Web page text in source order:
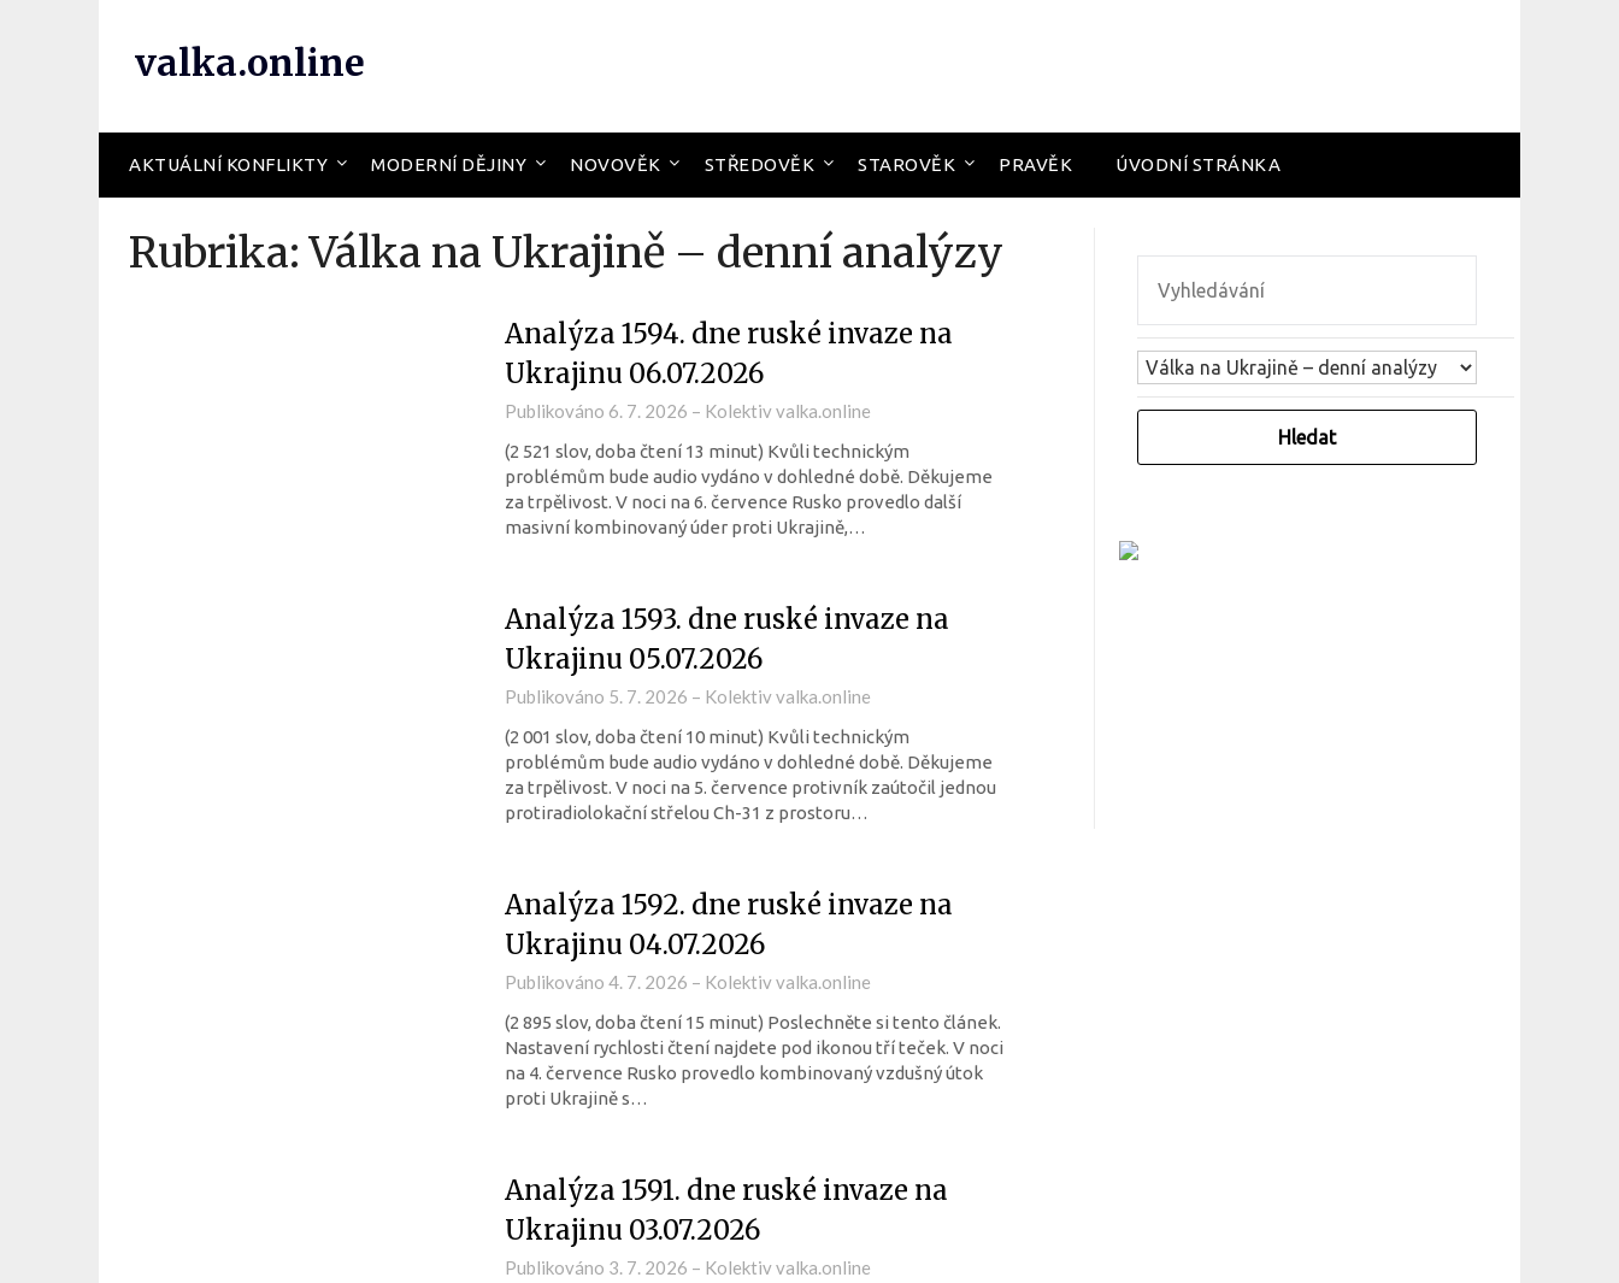
valka.online
AKTUÁLNÍ KONFLIKTY MODERNÍ DĚJINY NOVOVĚK STŘEDOVĚK STAROVĚK PRAVĚK ÚVODNÍ STRÁNKA
Rubrika:Válka na Ukrajině – denní analýzy
Analýza 1594. dne ruské invaze na
Ukrajinu 06.07.2026
Publikováno 6. 7. 2026 – Kolektiv valka.online
(2 521 slov, doba čtení 13 minut) Kvůli technickým
problémům bude audio vydáno v dohledné době. Děkujeme
za trpělivost. V noci na 6. července Rusko provedlo další
masivní kombinovaný úder proti Ukrajině,…
Analýza 1593. dne ruské invaze na
Ukrajinu 05.07.2026
Publikováno 5. 7. 2026 – Kolektiv valka.online
(2 001 slov, doba čtení 10 minut) Kvůli technickým
problémům bude audio vydáno v dohledné době. Děkujeme
za trpělivost. V noci na 5. července protivník zaútočil jednou
protiradiolokační střelou Ch-31 z prostoru…
Analýza 1592. dne ruské invaze na
Ukrajinu 04.07.2026
Publikováno 4. 7. 2026 – Kolektiv valka.online
(2 895 slov, doba čtení 15 minut) Poslechněte si tento článek.
Nastavení rychlosti čtení najdete pod ikonou tří teček. V noci
na 4. července Rusko provedlo kombinovaný vzdušný útok
proti Ukrajině s…
Analýza 1591. dne ruské invaze na
Ukrajinu 03.07.2026
Publikováno 3. 7. 2026 – Kolektiv valka.online